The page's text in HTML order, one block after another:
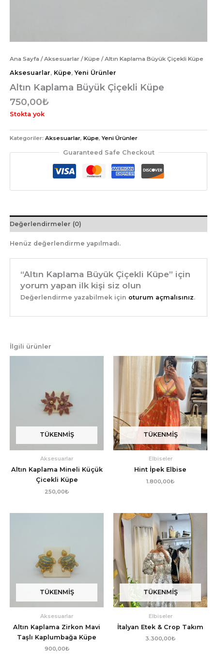
Ana Sayfa /Aksesuarlar /Küpe / Altın Kaplama Büyük Çiçekli Küpe
Aksesuarlar, Küpe,Yeni Ürünler
Altın Kaplama Büyük Çiçekli Küpe
750,00₺
Stokta yok
Kategoriler: Aksesuarlar, Küpe,Yeni Ürünler
Guaranteed Safe Checkout
Değerlendirmeler (0)
Henüz değerlendirme yapılmadı.
“Altın Kaplama Büyük Çiçekli Küpe” için
yorum yapan ilk kişi siz olun
Değerlendirme yazabilmek için oturum açmalısınız.
İlgili ürünler
TÜKENMIŞ
Aksesuarlar
Altın Kaplama Mineli Küçük
Çicekli Küpe
250,00₺
TÜKENMIŞ
Elbiseler
Hint İpek Elbise
1.800,00₺
TÜKENMIŞ
Aksesuarlar
Altın Kaplama Zirkon Mavi
Taşlı Kaplumbağa Küpe
900,00₺
TÜKENMIŞ
Elbiseler
İtalyan Etek & Crop Takım
3.300,00₺